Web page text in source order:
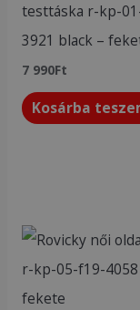
testtáska r-kp-
3921 black –
7 990Ft
Kosárba
Original
price
was:
is: